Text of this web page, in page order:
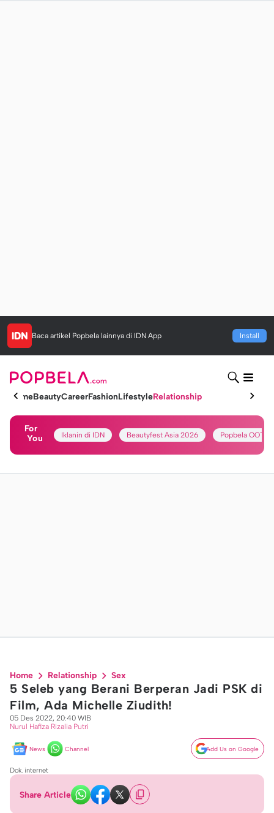
Baca artikel Popbela lainnya di IDN App Install
HomeBeautyCareerFashionLifestyleRelationship
For
You
Iklanin di IDN Beautyfest Asia 2026 Popbela OOTD
Home Relationship Sex
5 Seleb yang Berani Berperan Jadi PSK di
Film, Ada Michelle Ziudith!
05 Des 2022, 20:40 WIB
Nurul Hafiza Rizalia Putri
News Channel Add Us on Google
Dok. internet
Share Article